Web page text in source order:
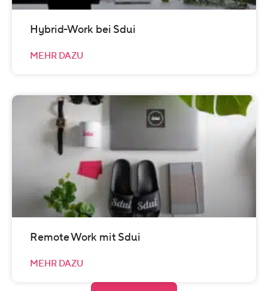
Hybrid-Work bei Sdui
MEHR DAZU
Remote Work mit Sdui
MEHR DAZU